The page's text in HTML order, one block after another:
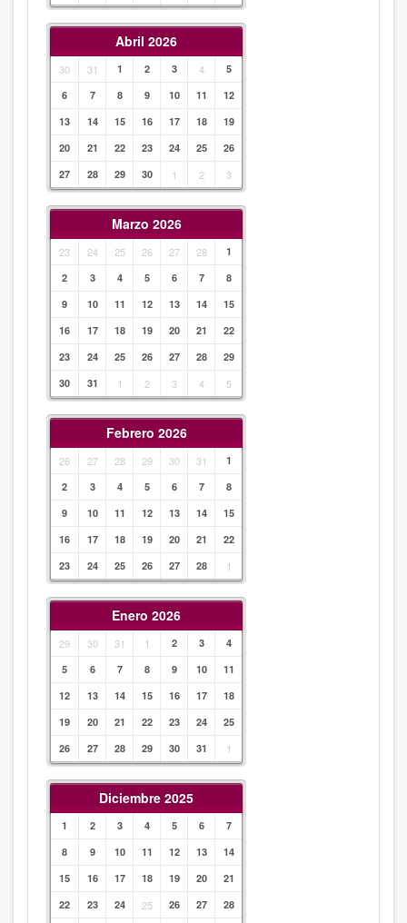
Abril 2026
30 31 1 2 3 4
5
6
7 8 9 10 11
12
13
14 15 16 17 18
19
20
21 22 23 24 25
26
27
28 29 30 1 2 3
Marzo 2026
23 24 25 26 27 28
1
2
3 4 5 6 7
8
9
10 11 12 13 14
15
16
17 18 19 20 21
22
23
24 25 26 27 28
29
30
31 1 2 3 4 5
Febrero 2026
26 27 28 29 30 31
1
2
3 4 5 6 7
8
9
10 11 12 13 14
15
16
17 18 19 20 21
22
23
24 25 26 27 28 1
Enero 2026
29 30 31 1 2 3
4
5
6 7 8 9 10
11
12
13 14 15 16 17
18
19
20 21 22 23 24
25
26
27 28 29 30 31 1
Diciembre 2025
1 2 3 4 5 6
7
8
9 10 11 12 13
14
15
16 17 18 19 20
21
22
23 24 25 26 27
28